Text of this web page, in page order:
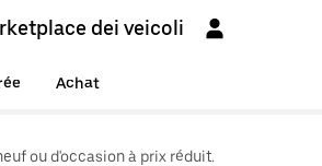
dei veicoli
Achat
ou d'occasion à prix réduit.